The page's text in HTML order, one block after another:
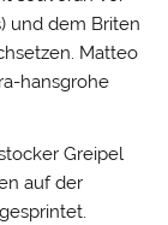
und dem Briten
Matteo
hansgrohe
Greipel
auf der